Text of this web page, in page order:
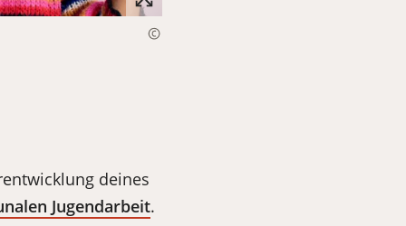
deines
Jugendarbeit.